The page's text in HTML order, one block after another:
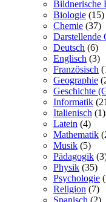
Bildnerische
Biologie (15)
Chemie (37)
Darstellende
Deutsch (6)
Englisch (3)
Französisch
Geographie
Geschichte
Informatik
Italienisch (1)
Latein (4)
Mathematik
Musik (5)
Pädagogik
Physik (35)
Psychologie
Religion (7)
Spanisch (2)